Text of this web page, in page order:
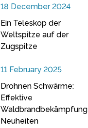
18 December 2024
Ein Teleskop der
Weltspitze auf der
Zugspitze
11 February 2025
Drohnen Schwärme:
Effektive
Waldbrandbekämpfung
Neuheiten